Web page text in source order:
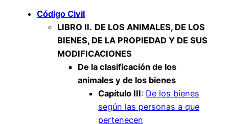
Código Civil
LIBRO II. DE LOS ANIMALES, DE LOS
BIENES, DE LA PROPIEDAD Y DE SUS
MODIFICACIONES
De la clasificación de los
animales y de los bienes
Capítulo III: De los bienes
según las personas a que
pertenecen